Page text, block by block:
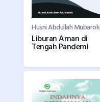
Husni Abdullah Mubarok
Liburan Aman di
Tengah Pandemi